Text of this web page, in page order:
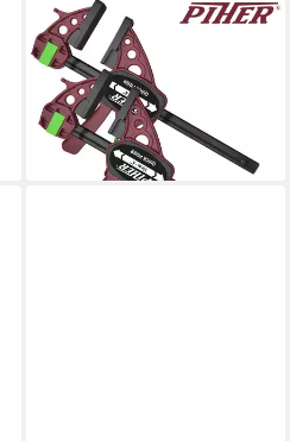
PIHER
Schraubzwinge 2 x Quick
Extra Einhandzwinge 90 cm,
(2er-Set)
74,90 €
lieferbar - in 2-3 Werktagen bei dir